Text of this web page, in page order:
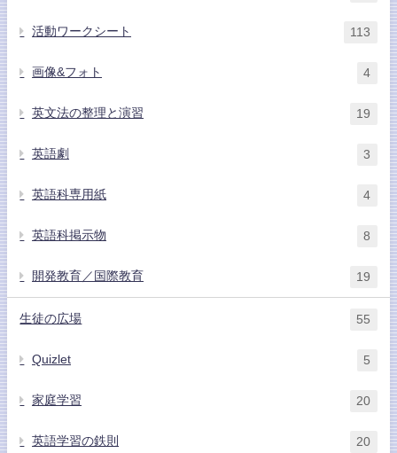
活動ワークシート 113
画像&フォト 4
英文法の整理と演習 19
英語劇 3
英語科専用紙 4
英語科掲示物 8
開発教育／国際教育 19
生徒の広場 55
Quizlet 5
家庭学習 20
英語学習の鉄則 20